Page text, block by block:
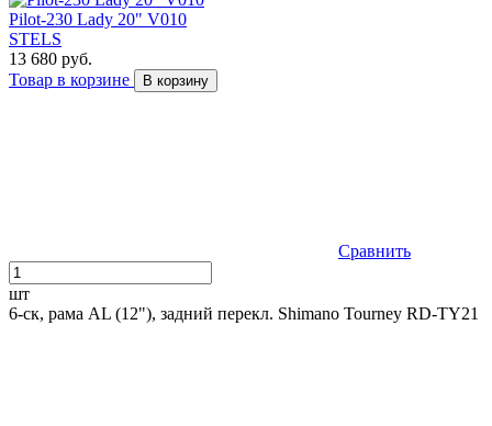
Pilot-230 Lady 20" V010
STELS
13 680 руб.
Товар в корзине
В корзину
Сравнить
шт
6-ск, рама AL (12"), задний перекл. Shimano Tourney RD-TY21